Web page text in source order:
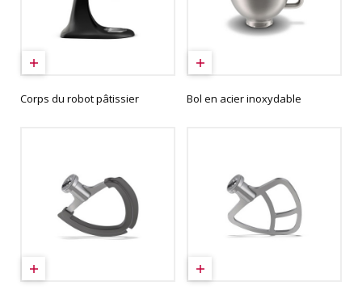
Corps du robot pâtissier Bol en acier inoxydable